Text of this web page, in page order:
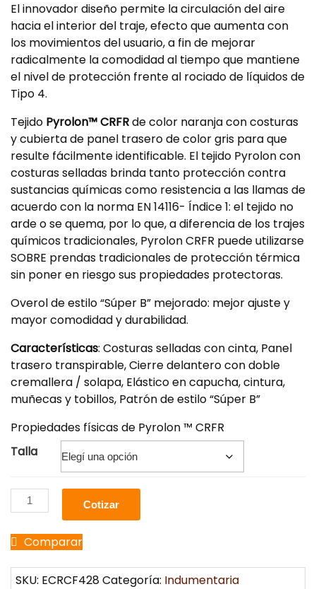
El innovador diseño permite la circulación del aire
hacia el interior del traje, efecto que aumenta con
los movimientos del usuario, a fin de mejorar
radicalmente la comodidad al tiempo que mantiene
el nivel de protección frente al rociado de líquidos de
Tipo 4.
Tejido Pyrolon™ CRFRde color naranja con costuras
y cubierta de panel trasero de color gris para que
resulte fácilmente identificable. El tejido Pyrolon con
costuras selladas brinda tanto protección contra
sustancias químicas como resistencia a las llamas de
acuerdo con la norma EN 14116- Índice 1: el tejido no
arde o se quema, por lo que, a diferencia de los trajes
químicos tradicionales, Pyrolon CRFR puede utilizarse
SOBRE prendas tradicionales de protección térmica
sin poner en riesgo sus propiedades protectoras.
Overol de estilo “Súper B” mejorado: mejor ajuste y
mayor comodidad y durabilidad.
Características: Costuras selladas con cinta, Panel
trasero transpirable, Cierre delantero con doble
cremallera / solapa, Elástico en capucha, cintura,
muñecas y tobillos, Patrón de estilo “Súper B”
Propiedades físicas de Pyrolon ™ CRFR
Talla
Cotizar
Comparar
SKU: ECRCF428Categoría: Indumentaria